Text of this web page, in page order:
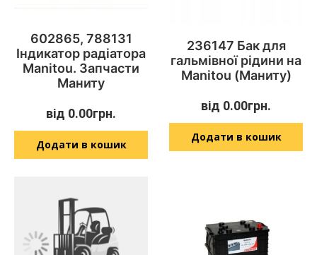
602865, 788131
Індикатор радіатора
Manitou. Запчасти
Маниту
від 0.00грн.
Додати в кошик
236147 Бак для
гальмівної рідини на
Manitou (Маниту)
від 0.00грн.
Додати в кошик